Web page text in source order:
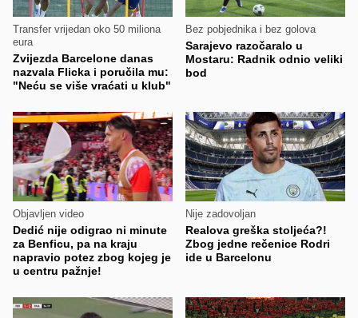
Transfer vrijedan oko 50 miliona
eura
Zvijezda Barcelone danas
nazvala Flicka i poručila mu:
"Neću se više vraćati u klub"
Bez pobjednika i bez golova
Sarajevo razočaralo u
Mostaru: Radnik odnio veliki
bod
Objavljen video
Dedić nije odigrao ni minute
za Benficu, pa na kraju
napravio potez zbog kojeg je
u centru pažnje!
Nije zadovoljan
Realova greška stoljeća?!
Zbog jedne rečenice Rodri
ide u Barcelonu